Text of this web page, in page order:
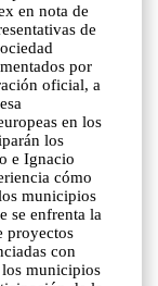
en nota de
de
por
oficial, a
en los
los
e Ignacio
cómo
municipios
se enfrenta la
proyectos
con
municipios